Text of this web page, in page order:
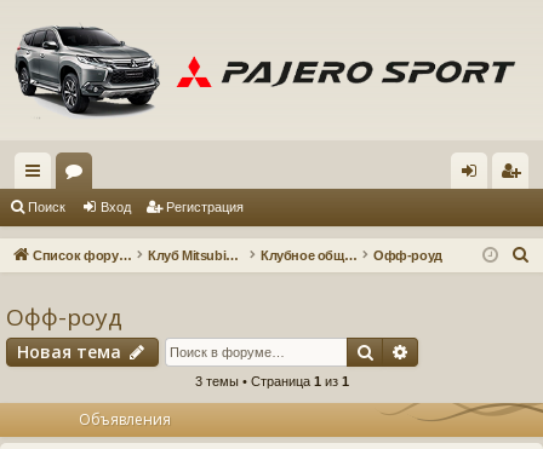
с
ы
и
ум д ис
Поиск Вход Регистрация
Список форумов Клуб Mitsubishi Pajero Sport 3 Клубное общение Офф-роуд
Офф-роуд
Новая тема Поиск
3 темы • Страница 1 из 1
Объявления